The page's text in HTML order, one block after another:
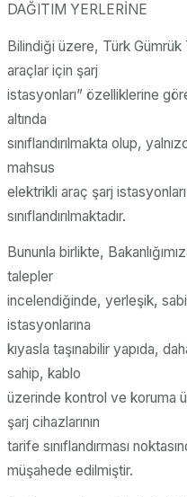
DAĞITIM YERLERİNE
Bilindiği üzere, Türk
araçlar için şarj
istasyonları” özelliklerine
altında
sınıflandırılmakta olup,
mahsus
elektrikli araç şarj
sınıflandırılmaktadır.
Bununla birlikte,
talepler
incelendiğinde, yerleşik,
istasyonlarına
kıyasla taşınabilir yapıda,
sahip, kablo
üzerinde kontrol ve koruma
şarj cihazlarının
tarife sınıflandırması
müşahede edilmiştir.